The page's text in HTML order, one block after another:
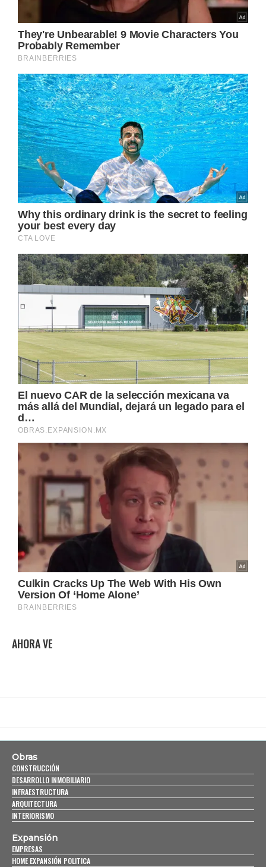
AHORA VE
Obras
CONSTRUCCIÓN
DESARROLLO INMOBILIARIO
INFRAESTRUCTURA
ARQUITECTURA
INTERIORISMO
Expansión
EMPRESAS
HOME EXPANSIÓN POLITICA